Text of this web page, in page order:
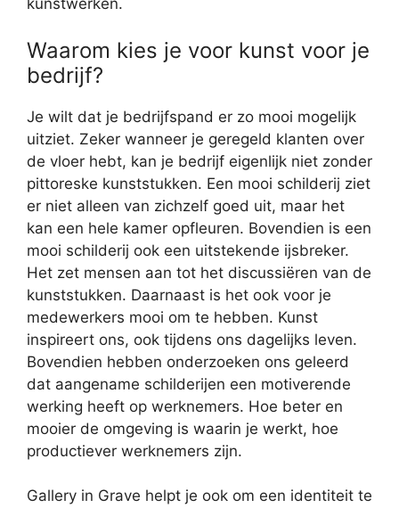
kunstwerken.
Waarom kies je voor kunst voor je
bedrijf?
Je wilt dat je bedrijfspand er zo mooi mogelijk
uitziet. Zeker wanneer je geregeld klanten over
de vloer hebt, kan je bedrijf eigenlijk niet zonder
pittoreske kunststukken. Een mooi schilderij ziet
er niet alleen van zichzelf goed uit, maar het
kan een hele kamer opfleuren. Bovendien is een
mooi schilderij ook een uitstekende ijsbreker.
Het zet mensen aan tot het discussiëren van de
kunststukken. Daarnaast is het ook voor je
medewerkers mooi om te hebben. Kunst
inspireert ons, ook tijdens ons dagelijks leven.
Bovendien hebben onderzoeken ons geleerd
dat aangename schilderijen een motiverende
werking heeft op werknemers. Hoe beter en
mooier de omgeving is waarin je werkt, hoe
productiever werknemers zijn.
Gallery in Grave helpt je ook om een identiteit te